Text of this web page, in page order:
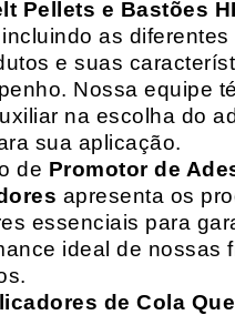
Pellets e Bastões
as diferentes
e suas
Nossa equipe
na escolha do
sua aplicação.
de Promotor de
apresenta os
essenciais para
ideal de nossas
de Cola